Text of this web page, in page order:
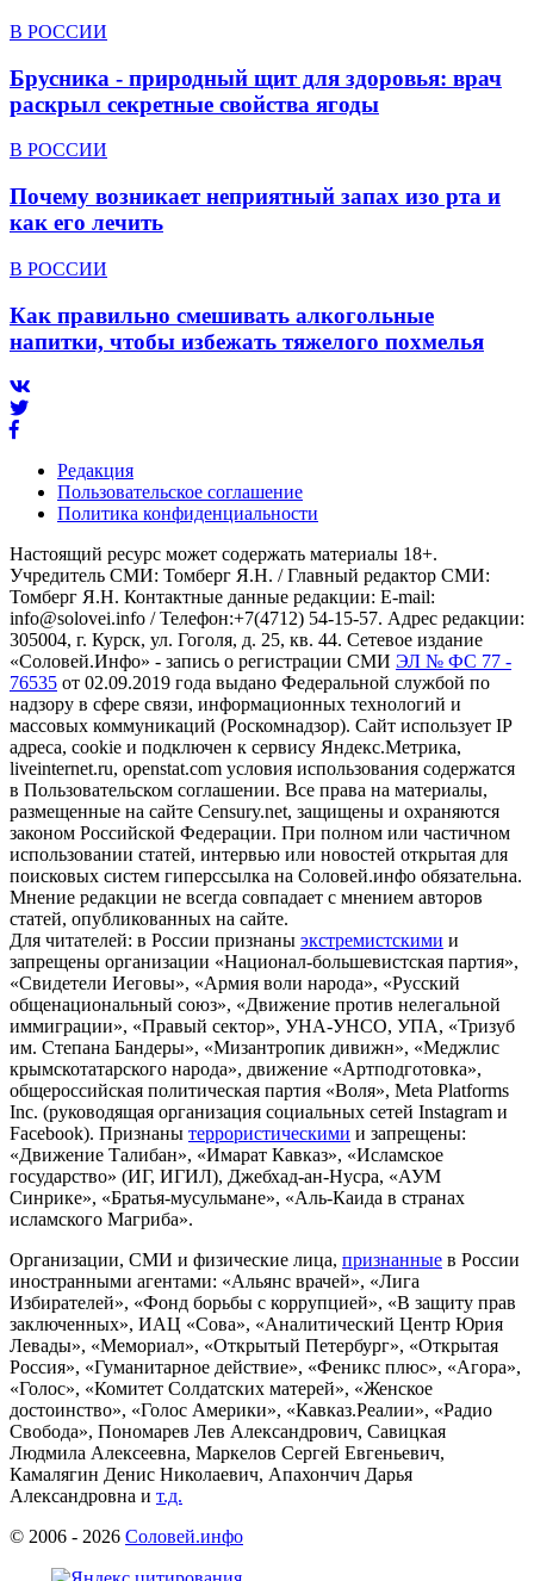
В РОССИИ
Брусника - природный щит для здоровья: врач
раскрыл секретные свойства ягоды
В РОССИИ
Почему возникает неприятный запах изо рта и
как его лечить
В РОССИИ
Как правильно смешивать алкогольные
напитки, чтобы избежать тяжелого похмелья
Редакция
Пользовательское соглашение
Политика конфиденциальности
Настоящий ресурс может содержать материалы 18+.
Учредитель СМИ: Томберг Я.Н. / Главный редактор СМИ:
Томберг Я.Н. Контактные данные редакции: E-mail:
info@solovei.info / Телефон:+7(4712) 54-15-57. Адрес редакции:
305004, г. Курск, ул. Гоголя, д. 25, кв. 44. Сетевое издание
«Соловей.Инфо» - запись о регистрации СМИ ЭЛ № ФС 77 -
76535 от 02.09.2019 года выдано Федеральной службой по
надзору в сфере связи, информационных технологий и
массовых коммуникаций (Роскомнадзор). Сайт использует IP
адреса, cookie и подключен к сервису Яндекс.Метрика,
liveinternet.ru, openstat.com условия использования содержатся
в Пользовательском соглашении. Все права на материалы,
размещенные на сайте Censury.net, защищены и охраняются
законом Российской Федерации. При полном или частичном
использовании статей, интервью или новостей открытая для
поисковых систем гиперссылка на Соловей.инфо обязательна.
Мнение редакции не всегда совпадает с мнением авторов
статей, опубликованных на сайте.
Для читателей: в России признаны экстремистскими и
запрещены организации «Национал-большевистская партия»,
«Свидетели Иеговы», «Армия воли народа», «Русский
общенациональный союз», «Движение против нелегальной
иммиграции», «Правый сектор», УНА-УНСО, УПА, «Тризуб
им. Степана Бандеры», «Мизантропик дивижн», «Меджлис
крымскотатарского народа», движение «Артподготовка»,
общероссийская политическая партия «Воля», Meta Platforms
Inc. (руководящая организация социальных сетей Instagram и
Facebook). Признаны террористическими и запрещены:
«Движение Талибан», «Имарат Кавказ», «Исламское
государство» (ИГ, ИГИЛ), Джебхад-ан-Нусра, «АУМ
Синрике», «Братья-мусульмане», «Аль-Каида в странах
исламского Магриба».
Организации, СМИ и физические лица, признанные в России
иностранными агентами: «Альянс врачей», «Лига
Избирателей», «Фонд борьбы с коррупцией», «В защиту прав
заключенных», ИАЦ «Сова», «Аналитический Центр Юрия
Левады», «Мемориал», «Открытый Петербург», «Открытая
Россия», «Гуманитарное действие», «Феникс плюс», «Агора»,
«Голос», «Комитет Солдатских матерей», «Женское
достоинство», «Голос Америки», «Кавказ.Реалии», «Радио
Свобода», Пономарев Лев Александрович, Савицкая
Людмила Алексеевна, Маркелов Сергей Евгеньевич,
Камалягин Денис Николаевич, Апахончич Дарья
Александровна и т.д.
© 2006 - 2026 Соловей.инфо